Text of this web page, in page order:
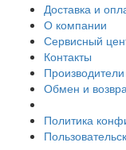
Доставка и
О компании
Сервисный
Контакты
Производители
Обмен и
Политика